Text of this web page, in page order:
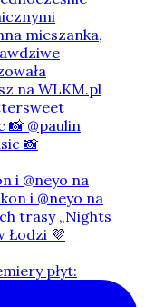
📸 @paulin
i @neyo na
płyt: